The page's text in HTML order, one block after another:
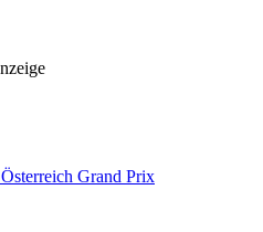
Grand Prix